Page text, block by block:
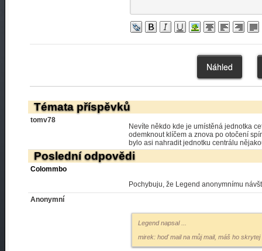
Témata příspěvků
tomv78
Nevíte někdo kde je umístěná jednotka
odemknout klíčem a znova po otočení
bylo asi nahradit jednotku centrálu
Poslední odpovědi
Colommbo
Pochybuju, že Legend anonymnímu
Anonymní
Legend napsal...
mirek: hoď mail na můj mail, máš ho